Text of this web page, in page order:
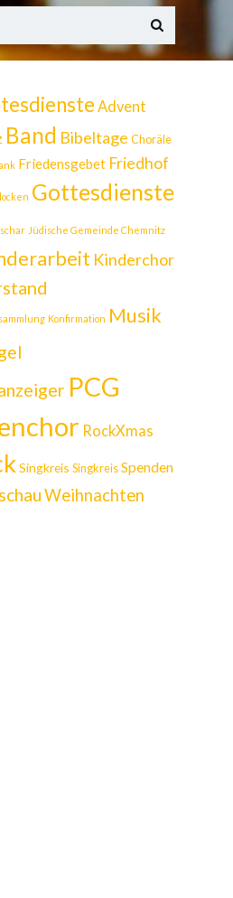
Advent
Band Bibeltage Choräle
Friedensgebet Friedhof
Gottesdienste
Jüdische Gemeinde Chemnitz
Kinderchor
Konfirmation Musik
PCG
RockXmas
Singkreis Singkreis Spenden
Weihnachten